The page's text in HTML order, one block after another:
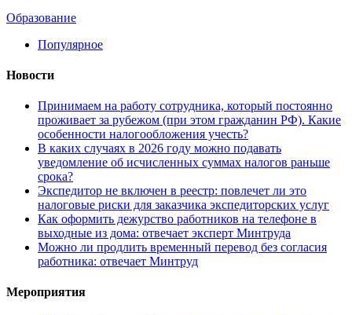
Образование
Популярное
Новости
Принимаем на работу сотрудника, который постоянно
проживает за рубежом (при этом гражданин РФ). Какие
особенности налогообложения учесть?
В каких случаях в 2026 году можно подавать
уведомление об исчисленных суммах налогов раньше
срока?
Экспедитор не включен в реестр: повлечет ли это
налоговые риски для заказчика экспедиторских услуг
Как оформить дежурство работников на телефоне в
выходные из дома: отвечает эксперт Минтруда
Можно ли продлить временный перевод без согласия
работника: отвечает Минтруд
Мероприятия